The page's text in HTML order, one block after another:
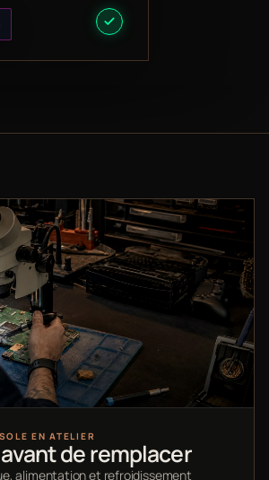
EN ATELIER
de remplacer
alimentation et refroidissement